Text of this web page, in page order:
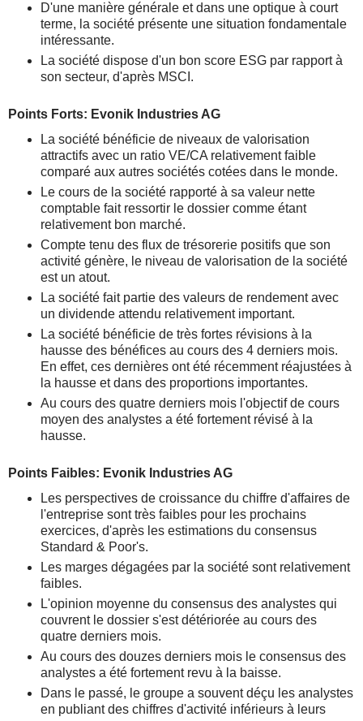
D'une manière générale et dans une optique à court
terme, la société présente une situation fondamentale
intéressante.
La société dispose d'un bon score ESG par rapport à
son secteur, d'après MSCI.
Points Forts: Evonik Industries AG
La société bénéficie de niveaux de valorisation
attractifs avec un ratio VE/CA relativement faible
comparé aux autres sociétés cotées dans le monde.
Le cours de la société rapporté à sa valeur nette
comptable fait ressortir le dossier comme étant
relativement bon marché.
Compte tenu des flux de trésorerie positifs que son
activité génère, le niveau de valorisation de la société
est un atout.
La société fait partie des valeurs de rendement avec
un dividende attendu relativement important.
La société bénéficie de très fortes révisions à la
hausse des bénéfices au cours des 4 derniers mois.
En effet, ces dernières ont été récemment réajustées à
la hausse et dans des proportions importantes.
Au cours des quatre derniers mois l'objectif de cours
moyen des analystes a été fortement révisé à la
hausse.
Points Faibles: Evonik Industries AG
Les perspectives de croissance du chiffre d'affaires de
l'entreprise sont très faibles pour les prochains
exercices, d'après les estimations du consensus
Standard & Poor's.
Les marges dégagées par la société sont relativement
faibles.
L'opinion moyenne du consensus des analystes qui
couvrent le dossier s'est détériorée au cours des
quatre derniers mois.
Au cours des douzes derniers mois le consensus des
analystes a été fortement revu à la baisse.
Dans le passé, le groupe a souvent déçu les analystes
en publiant des chiffres d'activité inférieurs à leurs